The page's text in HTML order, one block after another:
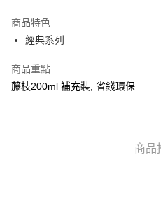
送貨方式
可選擇宅配, 順豐智能櫃, 順豐自
豐自提點點碼便可
MS到店取貨通知,預售貨品除外)
商品特色
經典系列
商品重點
藤枝200ml 補充裝, 省錢環保
商品